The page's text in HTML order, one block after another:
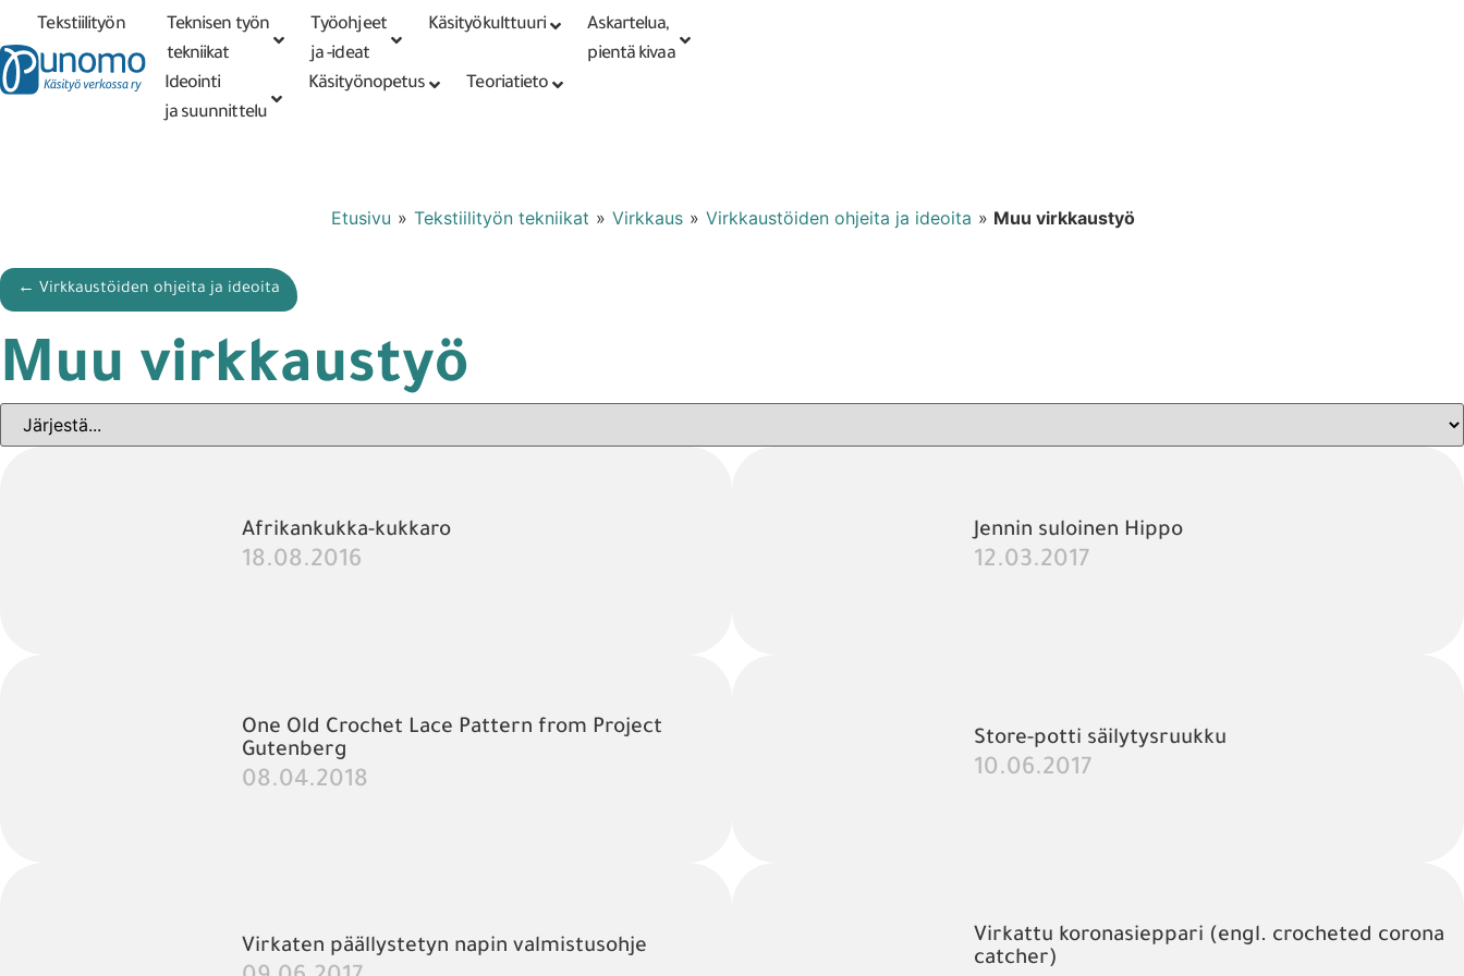
Tarkennettu PunomoputiikkiKirjaudu tai
rekisteröidy
Tekstiilityön
tekniikat
Teknisen työn
tekniikat
Työohjeet
ja -ideat
Käsityökulttuuri
Askartelua,
pientä kivaa
Ideointi
ja suunnittelu
Käsityönopetus Teoriatieto
Etusivu » Tekstiilityön tekniikat » Virkkaus » Virkkaustöiden ohjeita ja ideoita » Muu virkkaustyö
← Virkkaustöiden ohjeita ja ideoita
Muu virkkaustyö
Afrikankukka-kukkaro
18.08.2016
Jennin suloinen Hippo
12.03.2017
One Old Crochet Lace Pattern from Project
Gutenberg
08.04.2018
Store-potti säilytysruukku
10.06.2017
Virkaten päällystetyn napin valmistusohje
Virkattu koronasieppari (engl. crocheted corona
catcher)